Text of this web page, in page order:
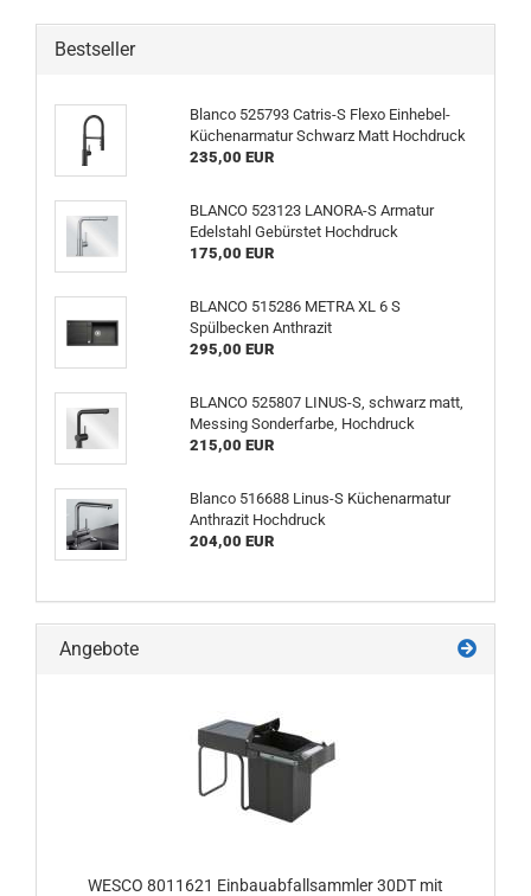
Bestseller
Blanco 525793 Catris-S Flexo Einhebel-
Küchenarmatur Schwarz Matt Hochdruck
235,00 EUR
BLANCO 523123 LANORA-S Armatur
Edelstahl Gebürstet Hochdruck
175,00 EUR
BLANCO 515286 METRA XL 6 S
Spülbecken Anthrazit
295,00 EUR
BLANCO 525807 LINUS-S, schwarz matt,
Messing Sonderfarbe, Hochdruck
215,00 EUR
Blanco 516688 Linus-S Küchenarmatur
Anthrazit Hochdruck
204,00 EUR
Angebote
WESCO 8011621 Einbauabfallsammler 30DT mit